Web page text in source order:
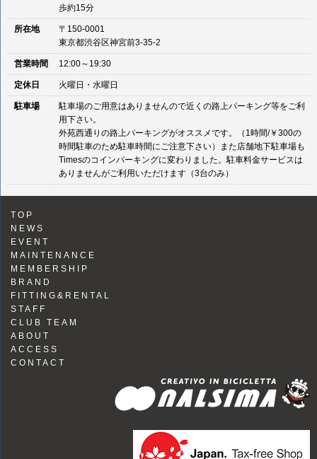
歩約15分
所在地
〒150-0001
東京都渋谷区神宮前3-35-2
営業時間 12:00～19:30
定休日 火曜日・水曜日
駐車場
駐車場のご用意はありませんので近くの路上パーキング等をご利
用下さい。
外苑西通りの路上パーキングがオススメです。（1時間/￥300の
時間駐車のため駐車時間にご注意下さい）また店舗地下駐車場も
Timesのコインパーキングに変わりました。駐車料金サービスは
ありませんがご利用いただけます（3台のみ）
TOP
NEWS
EVENT
MAINTENANCE
MEMBERSHIP
BRAND
FITTING&RENTAL
STAFF
CLUB TEAM
ABOUT
ACCESS
CONTACT